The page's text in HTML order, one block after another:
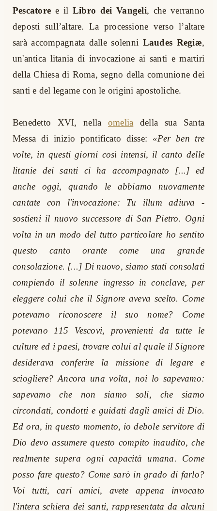
Pescatore e il Libro dei Vangeli, che verranno
deposti sull’altare. La processione verso l’altare
sarà accompagnata dalle solenni Laudes Regiæ,
un'antica litania di invocazione ai santi e martiri
della Chiesa di Roma, segno della comunione dei
santi e del legame con le origini apostoliche.
Benedetto XVI, nella omelia della sua Santa
Messa di inizio pontificato disse: «Per ben tre
volte, in questi giorni così intensi, il canto delle
litanie dei santi ci ha accompagnato [...] ed
anche oggi, quando le abbiamo nuovamente
cantate con l'invocazione:
Tu illum adiuva
-
sostieni il nuovo successore di San Pietro. Ogni
volta in un modo del tutto particolare ho sentito
questo canto orante come una grande
consolazione. [...] Di nuovo, siamo stati consolati
compiendo il solenne ingresso in conclave, per
eleggere colui che il Signore aveva scelto. Come
potevamo riconoscere il suo nome? Come
potevano 115 Vescovi, provenienti da tutte le
culture ed i paesi, trovare colui al quale il Signore
desiderava conferire la missione di legare e
sciogliere? Ancora una volta, noi lo sapevamo:
sapevamo che non siamo soli, che siamo
circondati, condotti e guidati dagli amici di Dio.
Ed ora, in questo momento, io debole servitore di
Dio devo assumere questo compito inaudito, che
realmente supera ogni capacità umana. Come
posso fare questo? Come sarò in grado di farlo?
Voi tutti, cari amici, avete appena invocato
l'intera schiera dei santi, rappresentata da alcuni